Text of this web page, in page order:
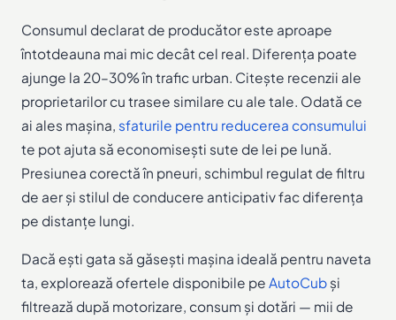
Consumul declarat de producător este aproape
întotdeauna mai mic decât cel real. Diferența poate
ajunge la 20–30% în trafic urban. Citește recenzii ale
proprietarilor cu trasee similare cu ale tale. Odată ce
ai ales mașina, sfaturile pentru reducerea consumului
te pot ajuta să economisești sute de lei pe lună.
Presiunea corectă în pneuri, schimbul regulat de filtru
de aer și stilul de conducere anticipativ fac diferența
pe distanțe lungi.
Dacă ești gata să găsești mașina ideală pentru naveta
ta, explorează ofertele disponibile pe AutoCub și
filtrează după motorizare, consum și dotări — mii de